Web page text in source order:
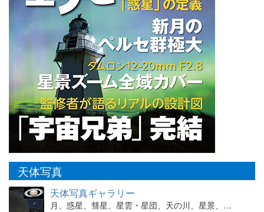
天体写真
天体写真ギャラリー
月、惑星、彗星、星雲・星団、天の川、星景、…